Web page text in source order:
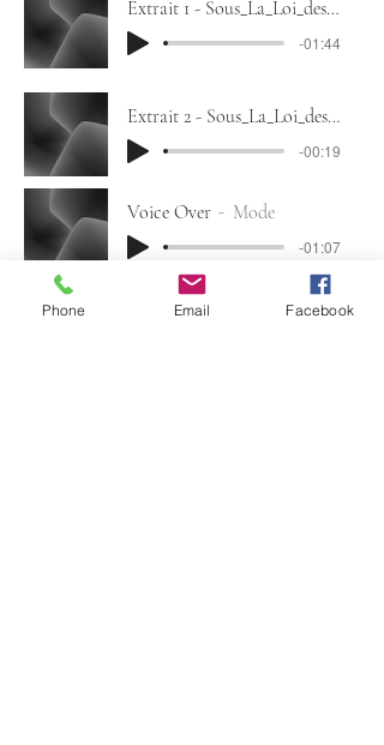
Extrait 1 - Sous_La_Loi_des_talibans_- 13 Productions - ARTE
-01:44
Extrait 2 - Sous_La_Loi_des_talibans_- 13 Productions - ARTE
-00:19
Voice Over Mode
-01:07
Extrait Documentaire :
Phone Email Facebook